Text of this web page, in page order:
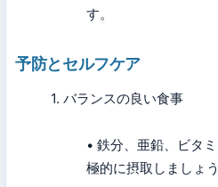
す。
予防とセルフケア
1. バランスの良い食事
• 鉄分、亜鉛、ビタ
極的に摂取しましょう